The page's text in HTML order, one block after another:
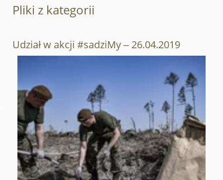
Pliki z kategorii
Udział w akcji #sadziMy – 26.04.2019